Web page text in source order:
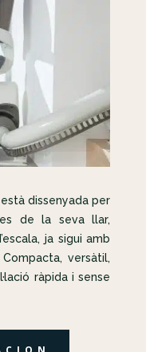
dissenyada per
de la seva llar,
ja sigui amb
versàtil,
ràpida i sense